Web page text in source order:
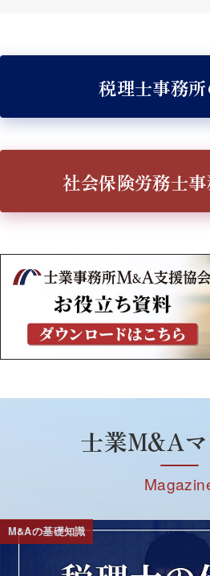
税理士事務
社会保険労務士
士業M&A
M&Aの基礎知識